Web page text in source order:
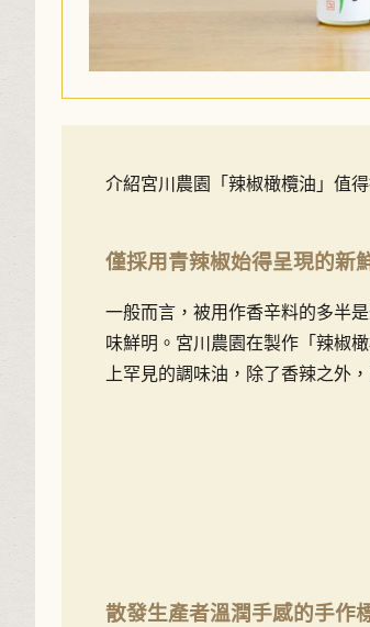
介紹宮川農園「辣椒橄欖油」值
僅採用青辣椒始得呈現的新
一般而言，被用作香辛料的多半
味鮮明。宮川農園在製作「辣椒
上罕見的調味油，除了香辣之外
散發生產者溫潤手感的手作